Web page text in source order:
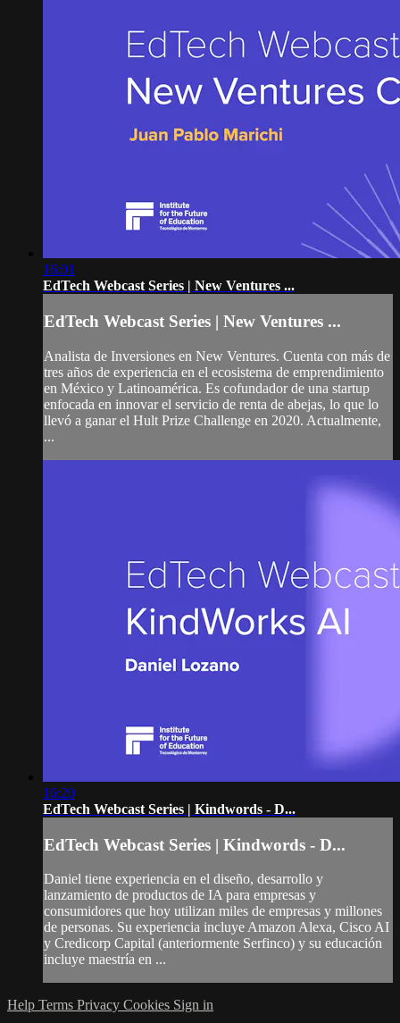
16:01
EdTech Webcast Series | New Ventures ...
EdTech Webcast Series | New Ventures ...
Analista de Inversiones en New Ventures. Cuenta con más de
tres años de experiencia en el ecosistema de emprendimiento
en México y Latinoamérica. Es cofundador de una startup
enfocada en innovar el servicio de renta de abejas, lo que lo
llevó a ganar el Hult Prize Challenge en 2020. Actualmente,
...
16:20
EdTech Webcast Series | Kindwords - D...
EdTech Webcast Series | Kindwords - D...
Daniel tiene experiencia en el diseño, desarrollo y
lanzamiento de productos de IA para empresas y
consumidores que hoy utilizan miles de empresas y millones
de personas. Su experiencia incluye Amazon Alexa, Cisco AI
y Credicorp Capital (anteriormente Serfinco) y su educación
incluye maestría en ...
Help Terms Privacy Cookies Sign in